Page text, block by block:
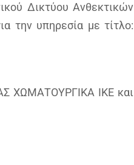
Δικτύου Ανθεκτικών
την υπηρεσία με τίτλο:
ΧΩΜΑΤΟΥΡΓΙΚΑ ΙΚΕ και